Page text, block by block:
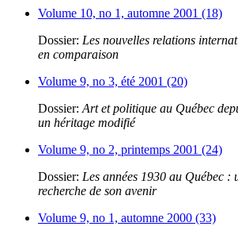
Volume 10, no 1, automne 2001 (18)
Dossier: Les nouvelles relations
en comparaison
Volume 9, no 3, été 2001 (20)
Dossier: Art et politique au Québec
un héritage modifié
Volume 9, no 2, printemps 2001 (24)
Dossier: Les années 1930 au Québec :
recherche de son avenir
Volume 9, no 1, automne 2000 (33)